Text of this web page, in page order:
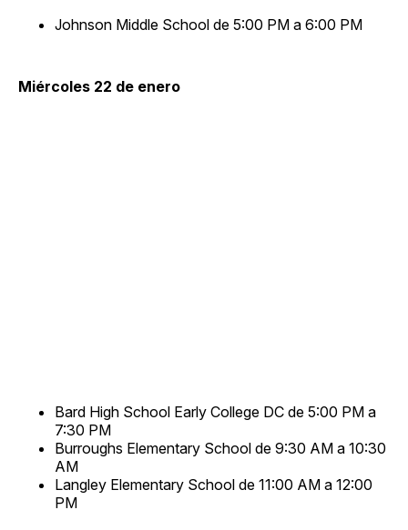
Johnson Middle School de 5:00 PM a 6:00 PM
Miércoles 22 de enero
Bard High School Early College DC de 5:00 PM a
7:30 PM
Burroughs Elementary School de 9:30 AM a 10:30
AM
Langley Elementary School de 11:00 AM a 12:00
PM